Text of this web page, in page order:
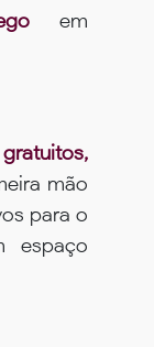
em
mão
para o
espaço